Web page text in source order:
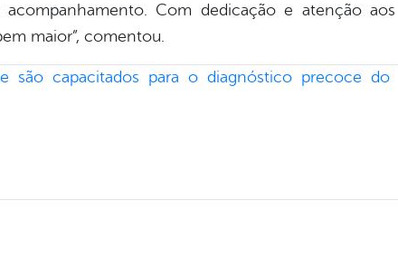
acompanhamento. Com dedicação e atenção
maior”, comentou.